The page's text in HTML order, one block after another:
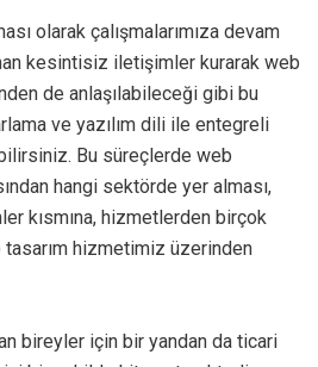
olarak çalışmalarımıza devam
kesintisiz iletişimler kurarak web
de anlaşılabileceği gibi bu
ve yazılım dili ile entegreli
Bu süreçlerde web
hangi sektörde yer alması,
kısmına, hizmetlerden birçok
hizmetimiz üzerinden
bireyler için bir yandan da ticari